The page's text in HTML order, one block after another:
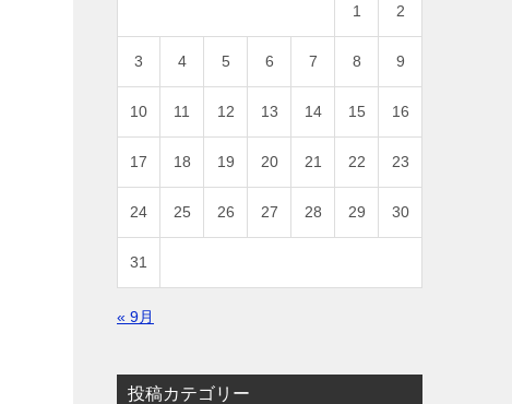
1 2
3 4 5 6 7 8 9
10 11 12 13 14 15 16
17 18 19 20 21 22 23
24 25 26 27 28 29 30
31
« 9月
投稿カテゴリー